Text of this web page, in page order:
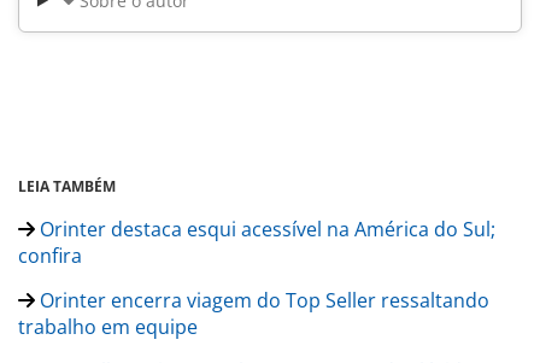
LEIA TAMBÉM
Orinter destaca esqui acessível na América do Sul;
confira
Orinter encerra viagem do Top Seller ressaltando
trabalho em equipe